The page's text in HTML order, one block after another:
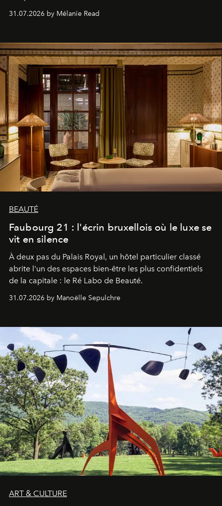
31.07.2026 by Mélanie Read
BEAUTÉ
Faubourg 21 : l'écrin bruxellois où le luxe se
vit en silence
À deux pas du Palais Royal, un hôtel particulier classé
abrite l'un des espaces bien-être les plus confidentiels
de la capitale : le Ré Labo de Beauté.
31.07.2026 by Manoëlle Sepulchre
ART & CULTURE